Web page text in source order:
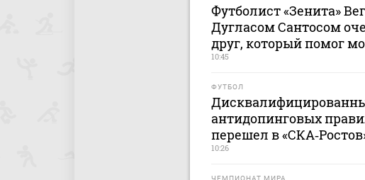
Футболист «Зенита»
Дугласом Сантосом
друг, который помог
10:45
ФУТБОЛ
антидопинговых
перешел в
10:26
ЧЕМПИОНАТ МИРА